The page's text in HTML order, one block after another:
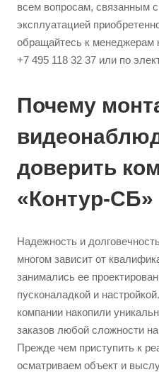
всем вопросам, связанным
эксплуатацией
обращайтесь к менеджерам
+7 495 118 32 37 или по
Почему
доверить
«Контур-СБ»
Надежность и
многом зависит от
занимались ее
пусконаладкой и
компании накопили
заказов любой сложности
Прежде чем приступить к
осматриваем объект и